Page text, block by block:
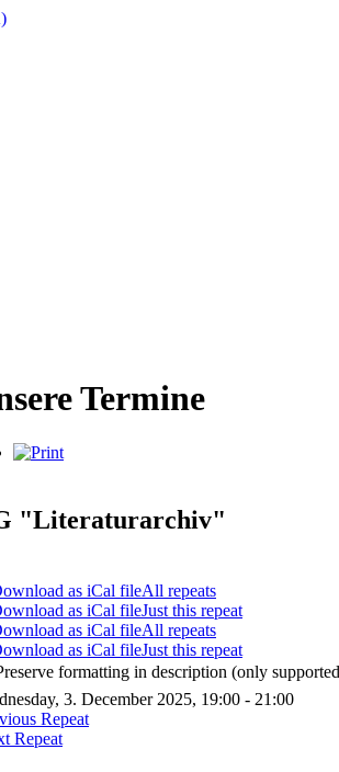
Termine
"Literaturarchiv"
All repeats
Just this repeat
All repeats
Just this repeat
formatting in description (only
3. December 2025, 19:00 - 21:00
Repeat
Repeat